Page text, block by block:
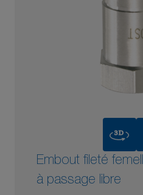
3D
Embout fileté
à passage libre